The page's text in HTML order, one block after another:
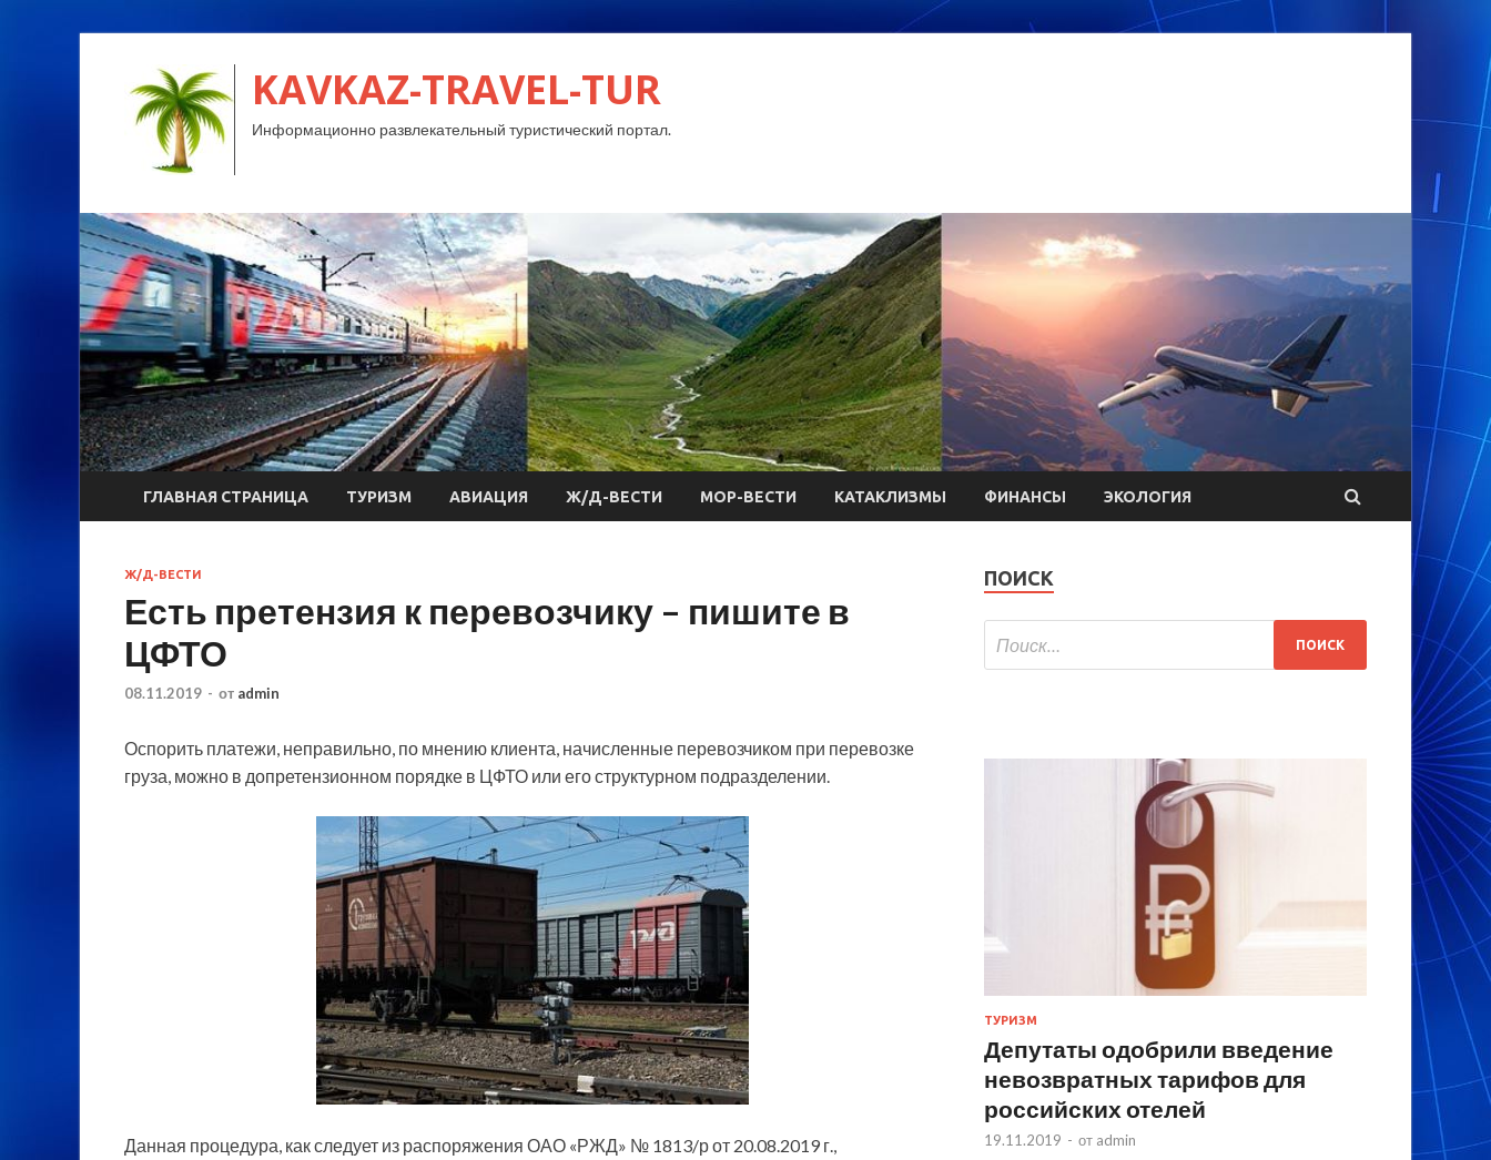
KAVKAZ-TRAVEL-TUR
Информационно развлекательный туристический портал.
ГЛАВНАЯ СТРАНИЦА ТУРИЗМ АВИАЦИЯ Ж/Д-ВЕСТИ МОР-ВЕСТИ КАТАКЛИЗМЫ ФИНАНСЫ ЭКОЛОГИЯ
Ж/Д-ВЕСТИ
Есть претензия к перевозчику – пишите в
ЦФТО
08.11.2019 - от admin
Оспорить платежи, неправильно, по мнению клиента, начисленные перевозчиком при перевозке
груза, можно в допретензионном порядке в ЦФТО или его структурном подразделении.
Данная процедура, как следует из распоряжения ОАО «РЖД» № 1813/р от 20.08.2019 г.,
ПОИСК
ТУРИЗМ
Депутаты одобрили введение
невозвратных тарифов для
российских отелей
19.11.2019 - от admin